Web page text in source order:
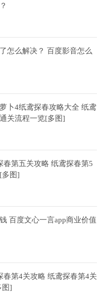
怎么解决？ 百度影音怎么
4纸鸢探春攻略大全 纸鸢
关流程一览[多图]
攻略 纸鸢探春第5
多图]
值
略 纸鸢探春第4关
图]